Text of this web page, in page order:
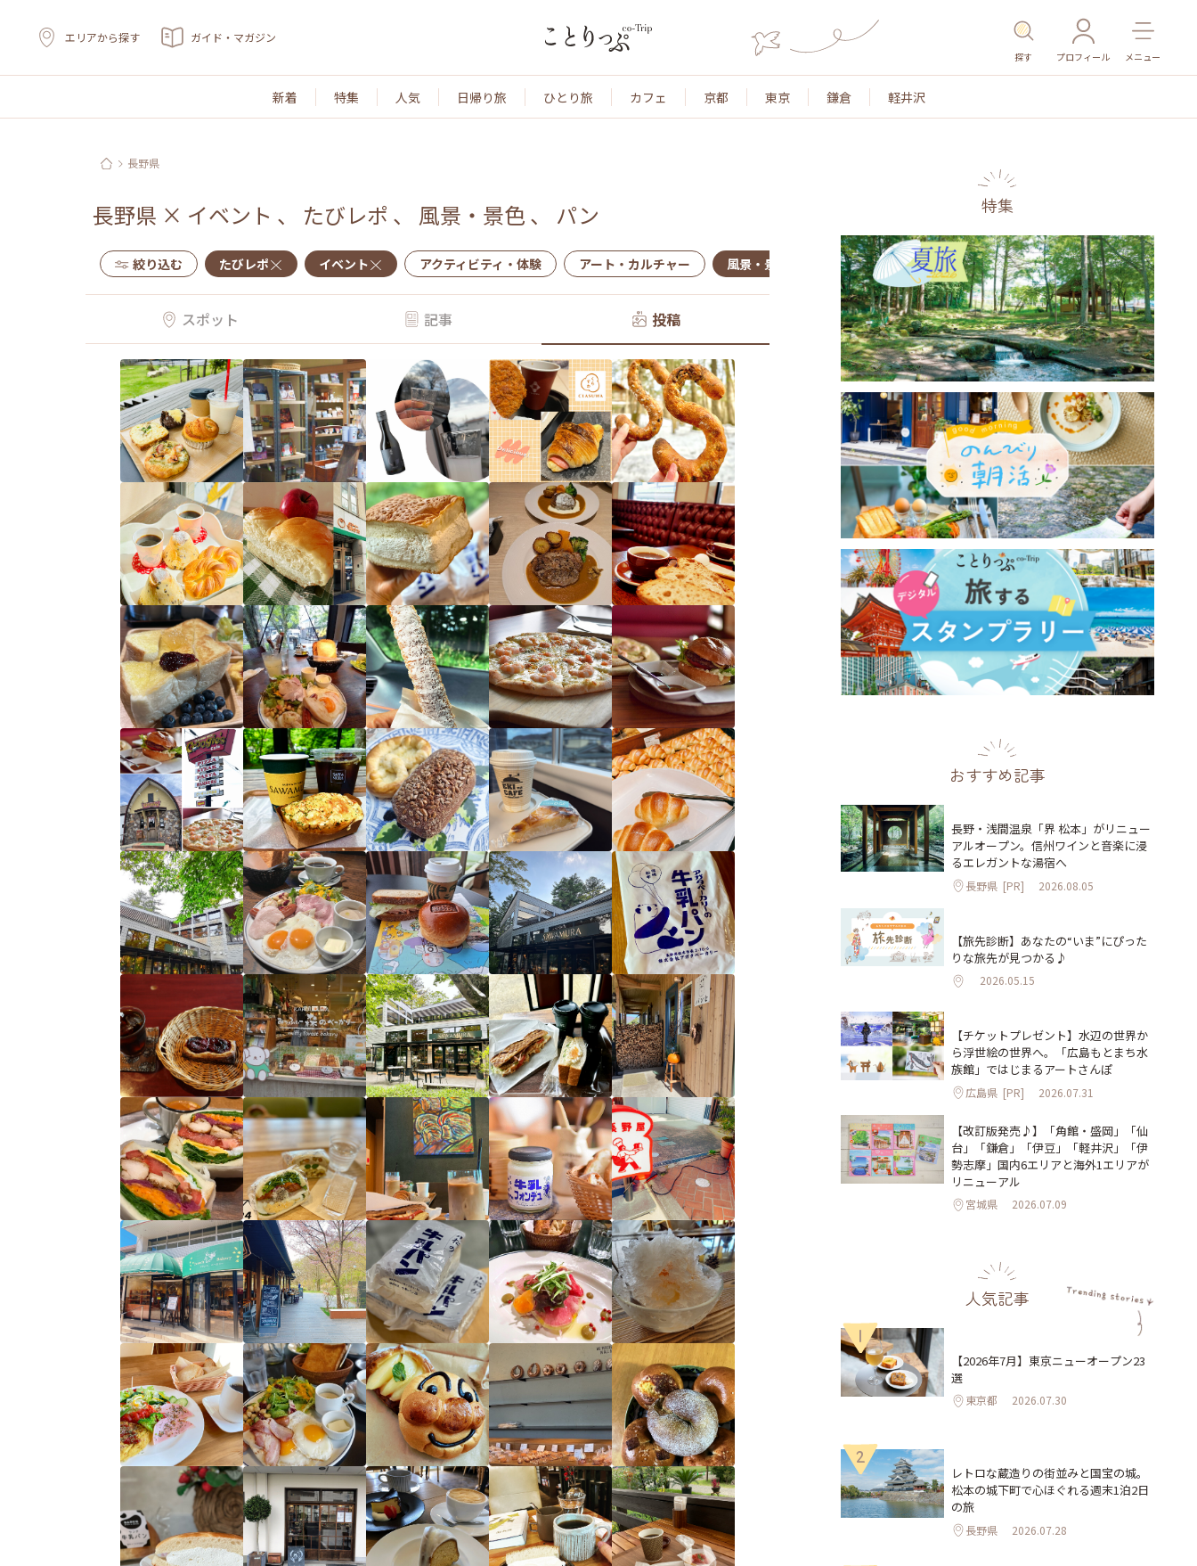
エリアから探す ガイド・マガジン
探す プロフィール メニュー
新着 特集 人気 日帰り旅 ひとり旅 カフェ 京都 東京 鎌倉 軽井沢
長野県
長野県 × イベント 、 たびレポ 、 風景・景色 、 パン
絞り込む たびレポ イベント アクティビティ・体験 アート・カルチャー 風景・景色 名所・旧跡 温泉・スパ その他施設 ごはん
スポット 記事 投稿
特集
おすすめ記事
長野・浅間温泉「界 松本」がリニュー
アルオープン。信州ワインと音楽に浸
るエレガントな湯宿へ
長野県 [PR] 2026.08.05
【旅先診断】あなたの“いま”にぴった
りな旅先が見つかる♪
2026.05.15
【チケットプレゼント】水辺の世界か
ら浮世絵の世界へ。「広島もとまち水
族館」ではじまるアートさんぽ
広島県 [PR] 2026.07.31
【改訂版発売♪】「角館・盛岡」「仙
台」「鎌倉」「伊豆」「軽井沢」「伊
勢志摩」国内6エリアと海外1エリアが
リニューアル
宮城県 2026.07.09
人気記事
1
【2026年7月】東京ニューオープン23
選
東京都 2026.07.30
2
レトロな蔵造りの街並みと国宝の城。
松本の城下町で心ほぐれる週末1泊2日
の旅
長野県 2026.07.28